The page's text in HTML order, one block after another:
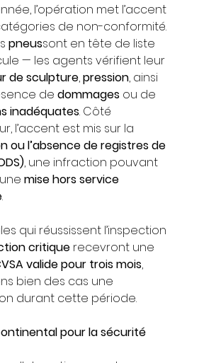
l’opération met l’accent
de non-conformité.
pneussont en tête de liste
— les agents vérifient leur
de sculpture, pression, ainsi
de dommages ou de
inadéquates. Côté
l’accent est mis sur la
ou l’absence de registres de
, une infraction pouvant
mise hors service
.
qui réussissent l’inspection
critique recevront une
valide pour trois mois,
bien des cas une
durant cette période.
pour la sécurité